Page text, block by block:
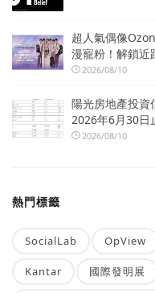
超人氣偶像
漫寵粉！解鎖近
2026/08/10
陽光房地產投資
2026年6月30日
2026/08/10
熱門標籤
SocialLab OpView
Kantar 國際發明展